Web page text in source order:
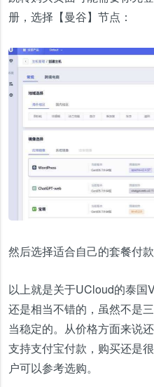
册，选择【曼谷】节点：
然后选择适合自己的套餐付款
以上就是关于UCloud的泰国
还是相当不错的，虽然不是
当稳定的。从价格方面来说
支持支付宝付款，购买还是
户可以参考选购。